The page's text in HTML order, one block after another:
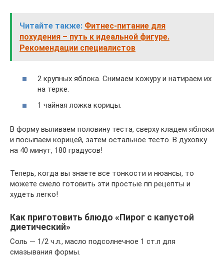
Читайте также: Фитнес-питание для
похудения – путь к идеальной фигуре.
Рекомендации специалистов
2 крупных яблока. Снимаем кожуру и натираем их
на терке.
1 чайная ложка корицы.
В форму выливаем половину теста, сверху кладем яблоки
и посыпаем корицей, затем остальное тесто. В духовку
на 40 минут, 180 градусов!
Теперь, когда вы знаете все тонкости и нюансы, то
можете смело готовить эти простые пп рецепты и
худеть легко!
Как приготовить блюдо «Пирог с капустой
диетический»
Соль — 1/2 ч.л., масло подсолнечное 1 ст.л для
смазывания формы.